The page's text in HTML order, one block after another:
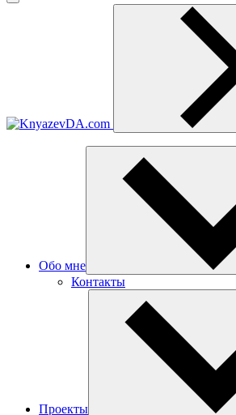
Обо мне
Контакты
Проекты